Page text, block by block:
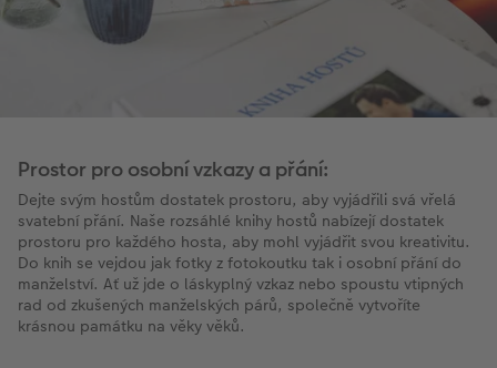
Prostor pro osobní vzkazy a přání:
Dejte svým hostům dostatek prostoru, aby vyjádřili svá vřelá
svatební přání. Naše rozsáhlé knihy hostů nabízejí dostatek
prostoru pro každého hosta, aby mohl vyjádřit svou kreativitu.
Do knih se vejdou jak fotky z fotokoutku tak i osobní přání do
manželství. Ať už jde o láskyplný vzkaz nebo spoustu vtipných
rad od zkušených manželských párů, společně vytvoříte
krásnou památku na věky věků.